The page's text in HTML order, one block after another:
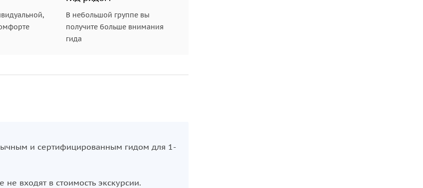
В небольшой группе вы
получите больше внимания
гида
и сертифицированным гидом для 1-
входят в стоимость экскурсии.